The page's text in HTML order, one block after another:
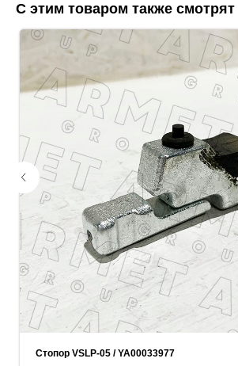
С этим товаром также смотрят
Стопор VSLP-05 / YA00033977
поможем нам лучше понять вашу
задачу — прикрепите её в поле ниже.
Ваш телефон
Ваше имя
Прикрепите документацию (при наличии)
Add files
ОСТАВИТЬ ЗАЯВКУ